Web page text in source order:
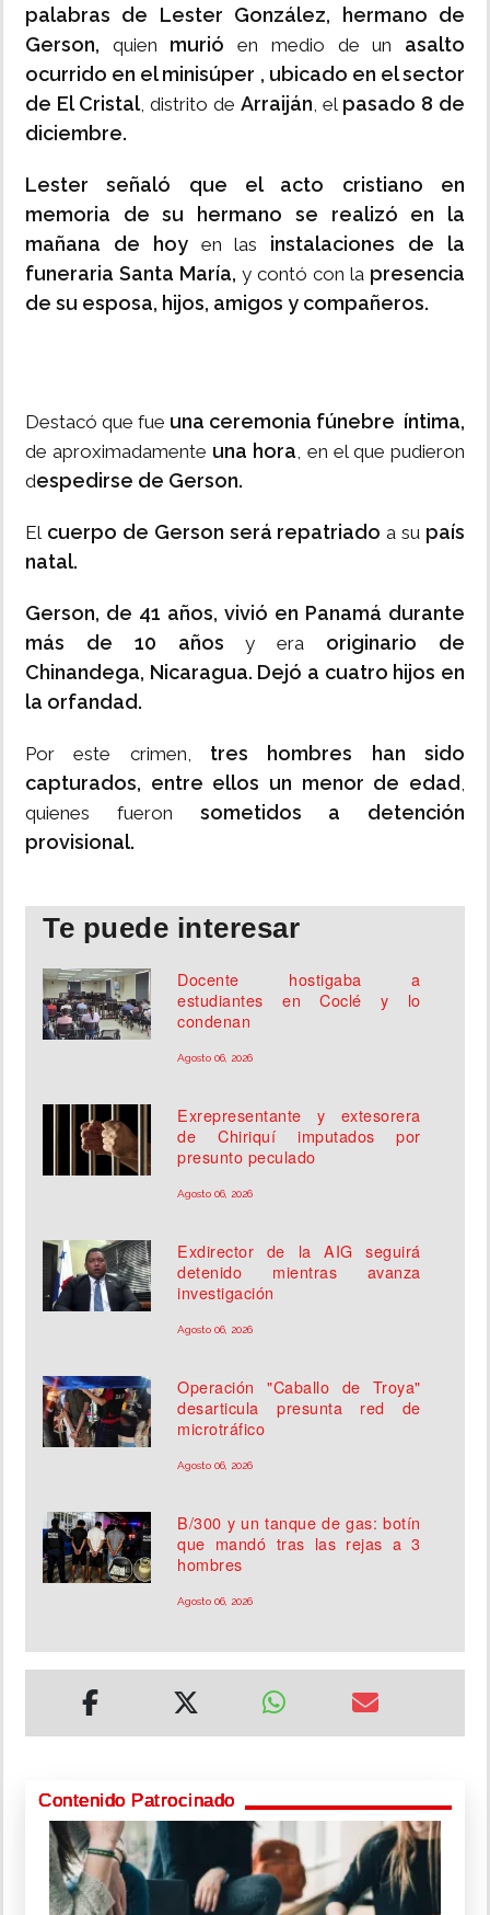
palabras de Lester González,
hermano de
Gerson, quien murió en medio de un asalto
ocurrido en el minisúper , ubicado en el sector
de El Cristal, distrito de Arraiján, el pasado 8 de
diciembre.
Lester señaló que el acto cristiano en
memoria de su hermano se realizó en la
mañana de hoyen las instalaciones de la
funeraria Santa María, y contó con la presencia
de su esposa, hijos, amigos y compañeros.
Destacó que fue una ceremonia fúnebre íntima,
de aproximadamente una hora, en el que pudieron
despedirse de Gerson.
El cuerpo de Gerson será repatriado a su país
natal.
Gerson, de 41 años, vivió en Panamá durante
más de 10 años y era originario de
Chinandega, Nicaragua. Dejó a cuatro hijos en
la orfandad.
Por este crimen, tres hombres han sido
capturados, entre ellos un menor de edad ,
quienes fueron sometidos a detención
provisional.
Te puede interesar
Docente hostigaba a
estudiantes en Coclé y lo
condenan
Agosto 06, 2026
Exrepresentante y extesorera
de Chiriquí imputados por
presunto peculado
Agosto 06, 2026
Exdirector de la AIG seguirá
detenido mientras avanza
investigación
Agosto 06, 2026
Operación "Caballo de Troya"
desarticula presunta red de
microtráfico
Agosto 06, 2026
B/300 y un tanque de gas: botín
que mandó tras las rejas a 3
hombres
Agosto 06, 2026
Contenido Patrocinado